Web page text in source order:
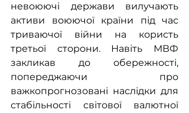
невоюючі держави вилучають
активи воюючої країни під час
триваючої війни на користь
третьої сторони. Навіть МВФ
закликав до обережності,
попереджаючи про
важкопрогнозовані наслідки для
стабільності світової валютної